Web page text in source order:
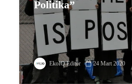
Politika”
EkoIQ Editör 24 Mart 2020